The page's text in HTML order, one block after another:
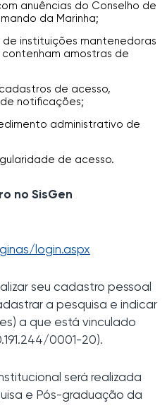
anuências do Conselho de
da Marinha;
instituições mantenedoras
amostras de
de acesso,
notificações;
administrativo de
de acesso.
no SisGen
login.aspx
seu cadastro pessoal
a pesquisa e indicar
a que está vinculado
0001-20).
será realizada
e Pós-graduação da